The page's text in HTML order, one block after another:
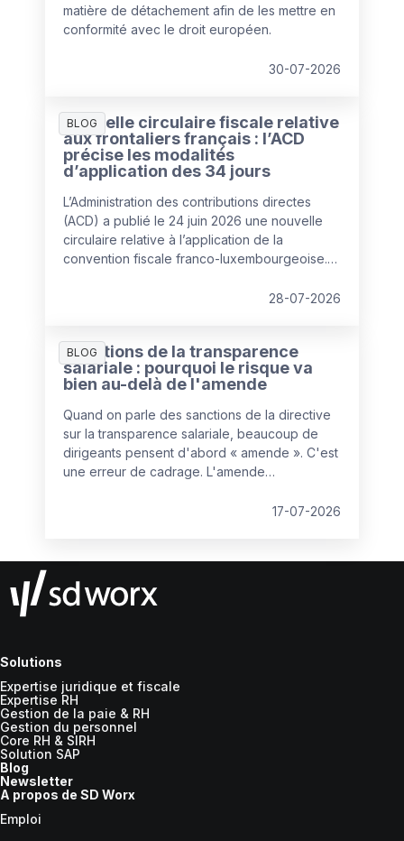
matière de détachement afin de les mettre en
conformité avec le droit européen.
30-07-2026
BLOG
Nouvelle circulaire fiscale relative
aux frontaliers français : l’ACD
précise les modalités
d’application des 34 jours
L’Administration des contributions directes
(ACD) a publié le 24 juin 2026 une nouvelle
circulaire relative à l’application de la
convention fiscale franco-luxembourgeoise.
apporte plusieurs clarifications pratiques
travailleurs frontaliers depuis l'entrée en
vigueur de l’avenant à la convention fiscale au
1er janvier 2023.
28-07-2026
BLOG
Sanctions de la transparence
salariale : pourquoi le risque va
bien au-delà de l'amende
Quand on parle des sanctions de la directive
sur la transparence salariale, beaucoup de
dirigeants pensent d'abord « amende ». C'est
une erreur de cadrage. L'amende
dispositif, et donc, paradoxalement, la moins
salariaux vont se gagner ou se perdre.
17-07-2026
Solutions
Expertise juridique et fiscale
Expertise RH
Gestion de la paie & RH
Gestion du personnel
Core RH & SIRH
Solution SAP
Blog
Newsletter
A propos de SD Worx
Emploi